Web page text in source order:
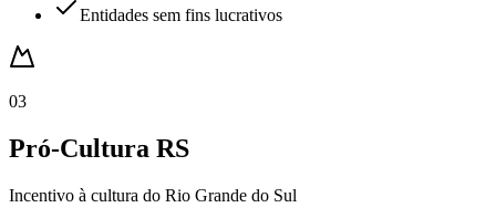
Entidades sem fins lucrativos
03
Pró-Cultura RS
Incentivo à cultura do Rio Grande do Sul